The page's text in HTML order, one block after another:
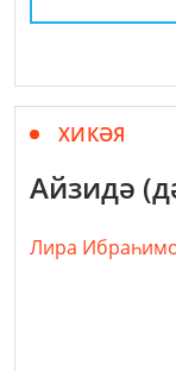
ХИКӘЯ
Айзидә
Лира